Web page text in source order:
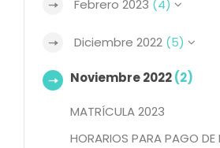
Febrero 2023 (4)
Diciembre 2022 (5)
Noviembre 2022(2)
MATRÍCULA 2023
HORARIOS PARA PAGO